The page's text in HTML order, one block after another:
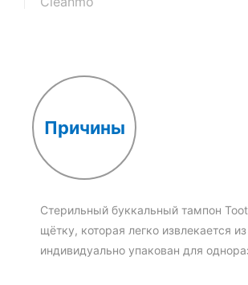
для клинической
сбора образцов.
простое: после
Причины
Стерильный буккальный тампон
щётку, которая легко извлекается
индивидуально упакован для